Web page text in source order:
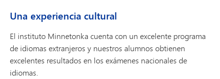
Una experiencia cultural
El instituto Minnetonka cuenta con un excelente programa
de idiomas extranjeros y nuestros alumnos obtienen
excelentes resultados en los exámenes nacionales de
idiomas.